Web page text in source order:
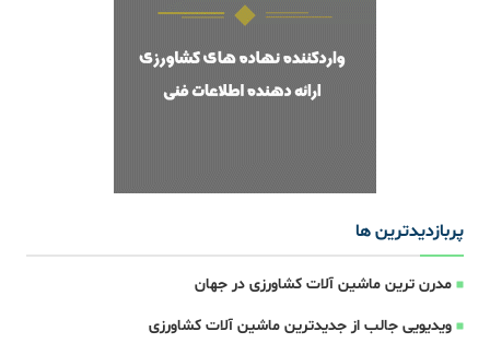
پربازدیدترین ها
مدرن ترین ماشین آلات کشاورزی در جهان
ویدیویی جالب از جدیدترین ماشین آلات کشاورزی